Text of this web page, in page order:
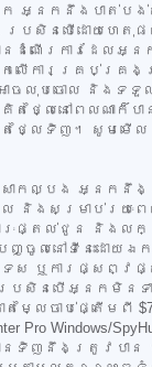
អ្នកនឹងបាត់បង់
ប្រសិនបើដោយហេតុ
ដំណើរការដែលអ្
ែកលើការគ្រប់គ្រ
ាចលុបចោល និងទទួ
តថ្លៃនៅពេលណាក៏ប
តថ្លៃទិញ។ សូមមើល
សាកល្បង អ្នកនឹង
និងសម្រាប់រយៈពេ
ៈផ្តល់ជូន និងលក្
ចូលនៅទីនេះដោយឯក
ទេស ឬការផ្សព្វ
នបើអ្នកមិនទា
តម្លៃចាប់ផ្តើមពី
Pro Windows/
ានទិញនឹងត្រូវបាន